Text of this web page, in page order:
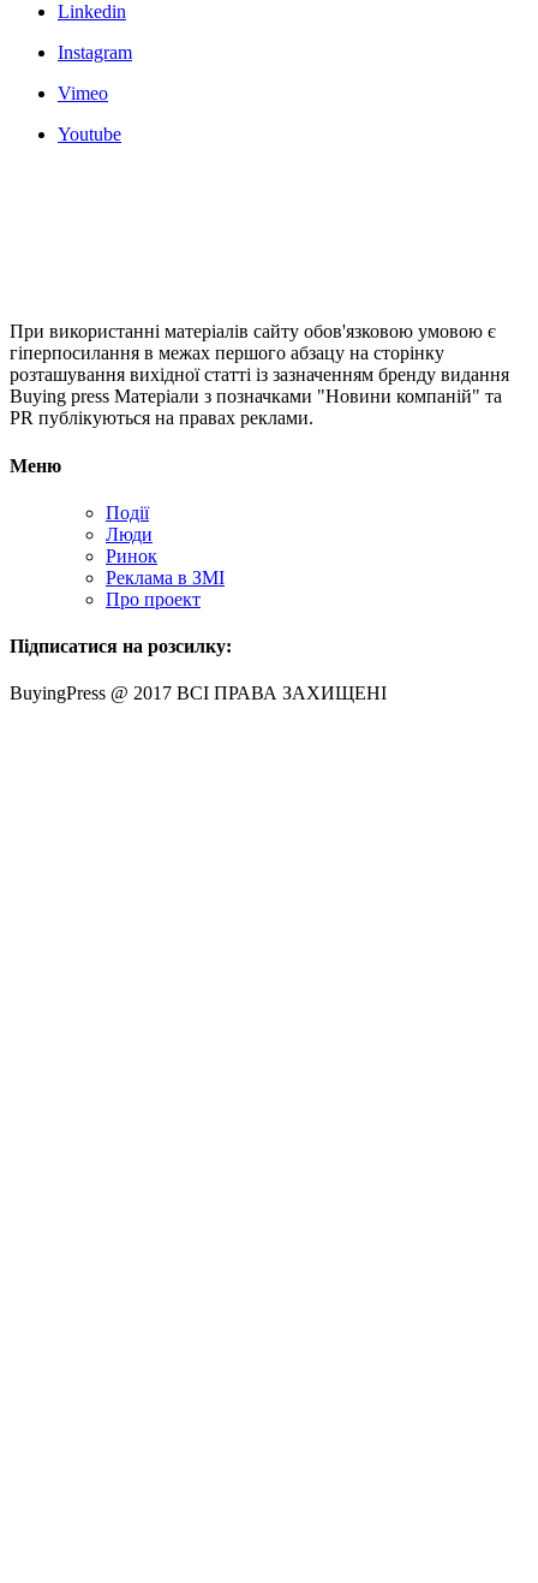
Linkedin
Instagram
Vimeo
Youtube
При використанні матеріалів сайту обов'язковою умовою є
гіперпосилання в межах першого абзацу на сторінку
розташування вихідної статті із зазначенням бренду видання
Buying press Матеріали з позначками "Новини компаній" та
PR публікуються на правах реклами.
Меню
Події
Люди
Ринок
Реклама в ЗМІ
Про проект
Підписатися на розсилку:
BuyingPress @ 2017 ВСІ ПРАВА ЗАХИЩЕНІ